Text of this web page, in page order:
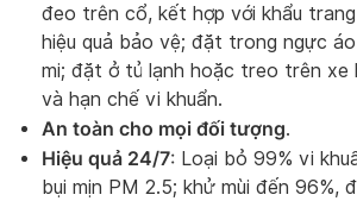
đeo trên cổ, kết hợp với khẩu
hiệu quả bảo vệ; đặt trong ngực
mi; đặt ở tủ lạnh hoặc treo trên xe
và hạn chế vi khuẩn.
An toàn cho mọi đối tượng.
Hiệu quả 24/7: Loại bỏ 99% vi
bụi mịn PM 2.5; khử mùi đến 96%,